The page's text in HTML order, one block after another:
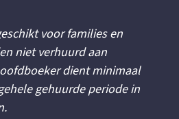
voor families en
niet verhuurd aan
dient minimaal
gehuurde periode in